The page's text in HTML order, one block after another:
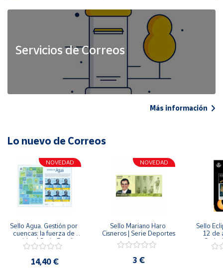
Servicios de Correos
Más información
Lo nuevo de Correos
NOVEDAD
Sello Agua. Gestión por
cuencas: la fuerza de
una idea.| Serie España
ES| Pliego Premium
14,40 €
NOVEDAD
Sello Mariano Haro
Cisneros | Serie Deportes
3 €
Sello
12 de
Serie